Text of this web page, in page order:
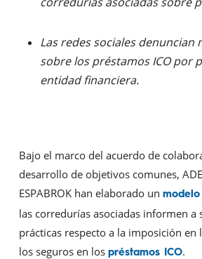
Las redes socialesdenuncian
sobre los préstamos ICO por
entidad financiera.
Bajo el marco del acuerdo de
desarrollo de objetivos comunes,
ESPABROK han elaborado un
las corredurías asociadas informen a
prácticas respecto a la imposición en
los seguros en los préstamos ICO.